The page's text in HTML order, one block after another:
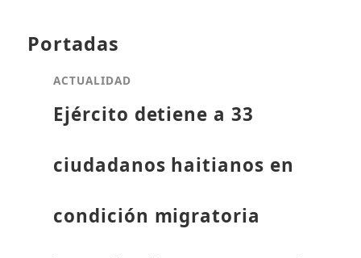
Portadas
ACTUALIDAD
Ejército detiene a 33
ciudadanos haitianos en
condición migratoria